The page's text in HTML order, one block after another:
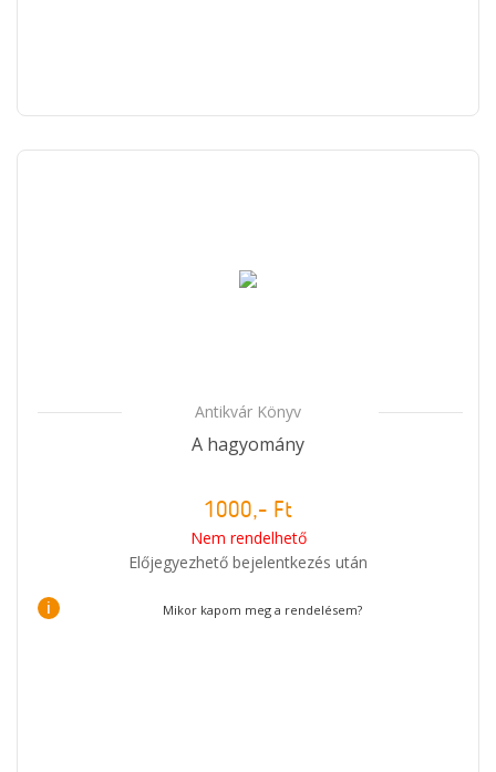
Antikvár Könyv
A hagyomány
1000,- Ft
Nem rendelhető
Előjegyezhető bejelentkezés után
i Mikor kapom meg a rendelésem?